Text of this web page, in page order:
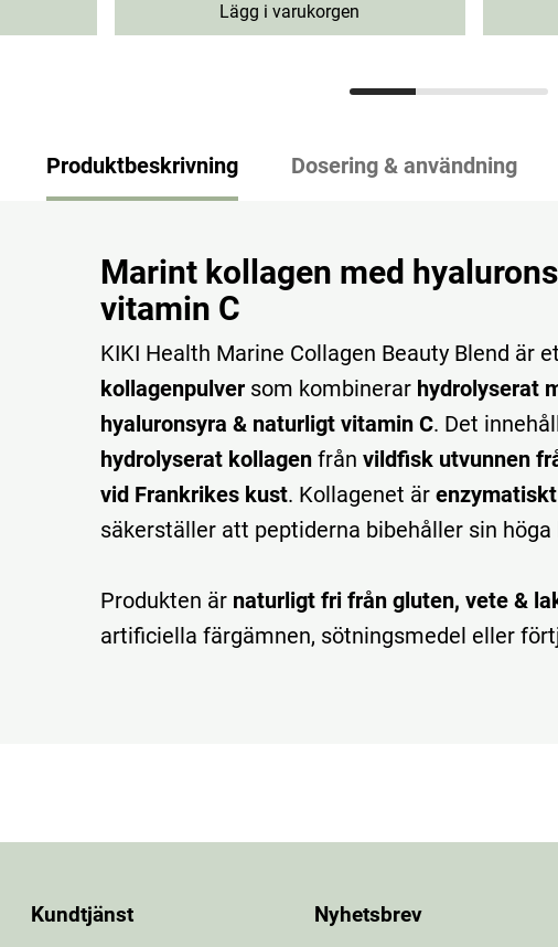
Lägg i varukorgen
Produktbeskrivning Dosering & användning
Marint kollagen med
vitamin C
KIKI Health Marine Collagen Beauty Blend är
kollagenpulver som kombinerar hydrolyserat
hyaluronsyra & naturligt vitamin C. Det
hydrolyserat kollagen från vildfisk utvunnen
vid Frankrikes kust. Kollagenet är
säkerställer att peptiderna bibehåller sin
Produkten är naturligt fri från gluten, vete &
artificiella färgämnen, sötningsmedel eller
Kundtjänst Nyhetsbrev